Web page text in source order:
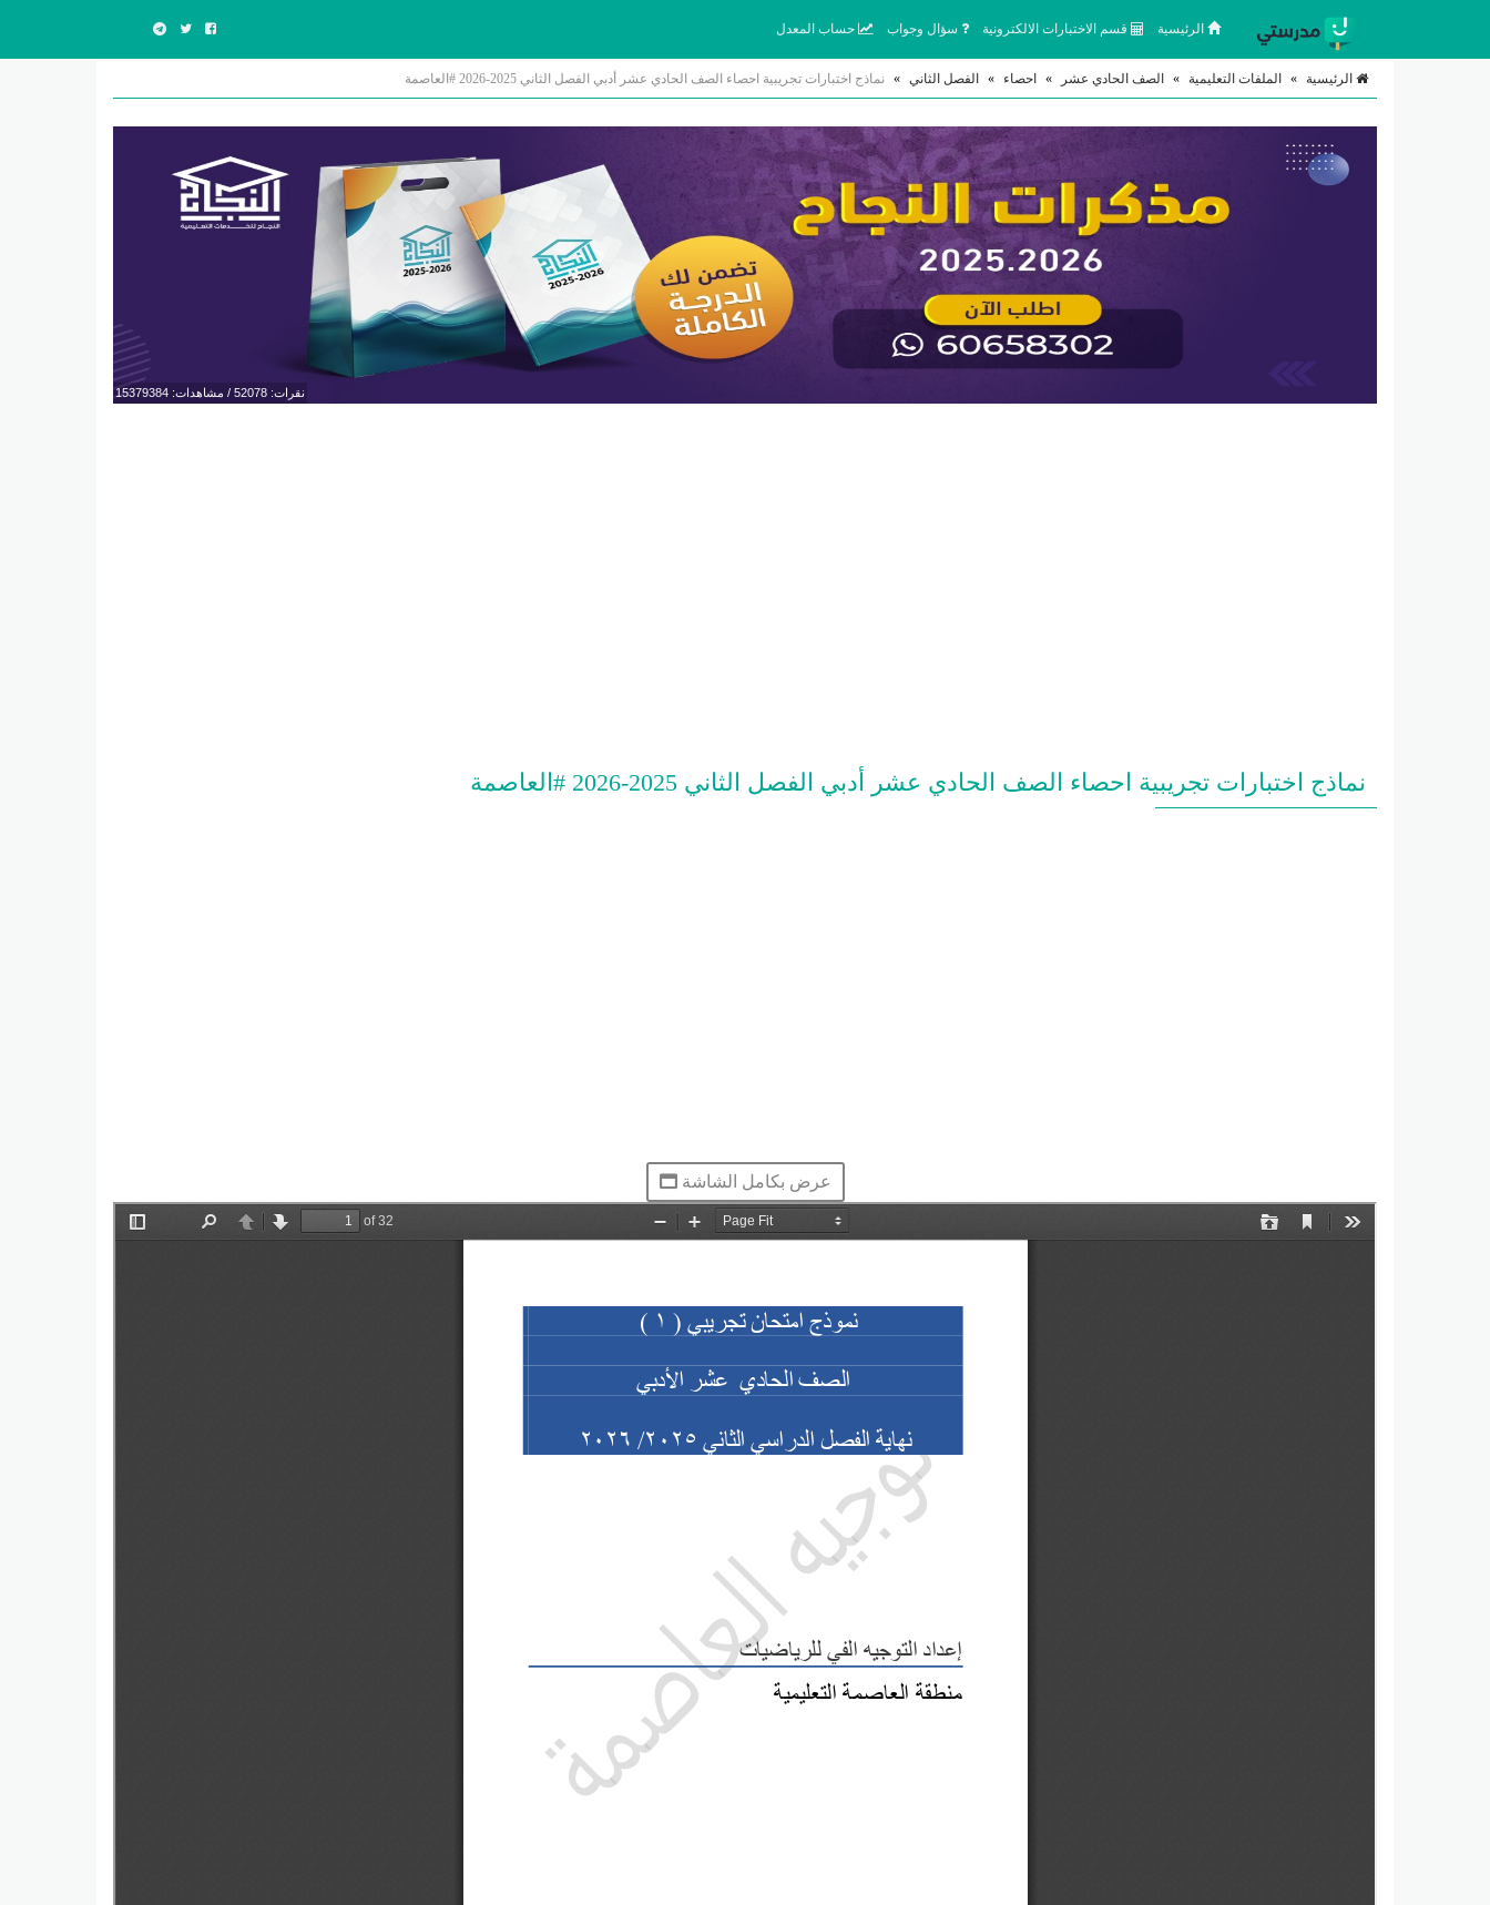
الرئيسية قسم الاختبارات الالكترونية سؤال وجواب حساب المعدل
الرئيسية » الملفات التعليمية » الصف الحادي عشر » احصاء » الفصل الثاني » نماذج اختبارات تجريبية احصاء الصف الحادي عشر أدبي الفصل الثاني 2025-2026 #العاصمة
نقرات: 52078 / مشاهدات: 15379384
نماذج اختبارات تجريبية احصاء الصف الحادي عشر أدبي الفصل الثاني 2025-2026 #العاصمة
عرض بكامل الشاشة